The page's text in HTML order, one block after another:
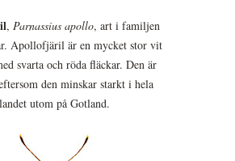
, Parnassius apollo, art i familjen
Apollofjäril är en mycket stor vit
svarta och röda fläckar. Den är
den minskar starkt i hela
landet utom på Gotland.